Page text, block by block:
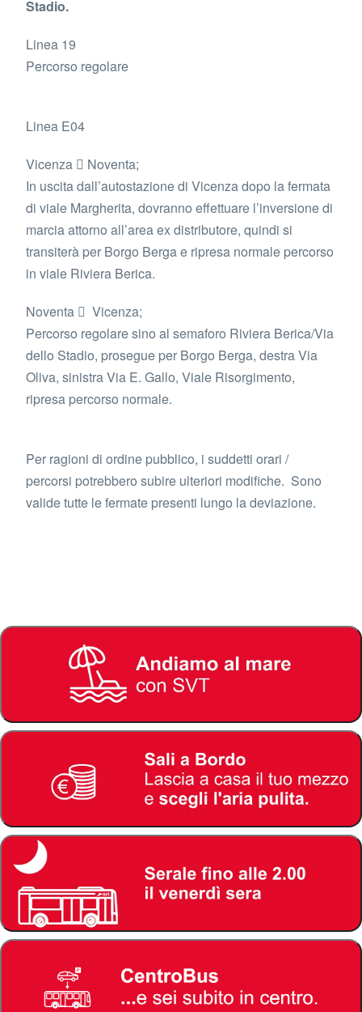
Stadio.
Linea 19
Percorso regolare
Linea E04
Vicenza  Noventa;
In uscita dall’autostazione di Vicenza dopo la fermata
di viale Margherita, dovranno effettuare l’inversione di
marcia attorno all’area ex distributore, quindi si
transiterà per Borgo Berga e ripresa normale percorso
in viale Riviera Berica.
Noventa  Vicenza;
Percorso regolare sino al semaforo Riviera Berica/Via
dello Stadio, prosegue per Borgo Berga, destra Via
Oliva, sinistra Via E. Gallo, Viale Risorgimento,
ripresa percorso normale.
Per ragioni di ordine pubblico, i suddetti orari /
percorsi potrebbero subire ulteriori modifiche. Sono
valide tutte le fermate presenti lungo la deviazione.